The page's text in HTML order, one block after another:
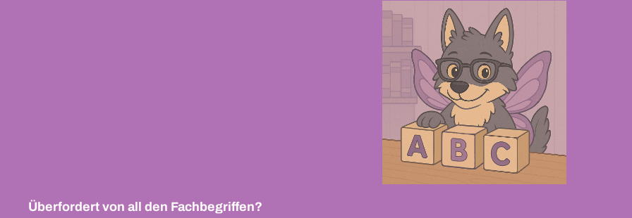
Überfordert von all den Fachbegriffen?